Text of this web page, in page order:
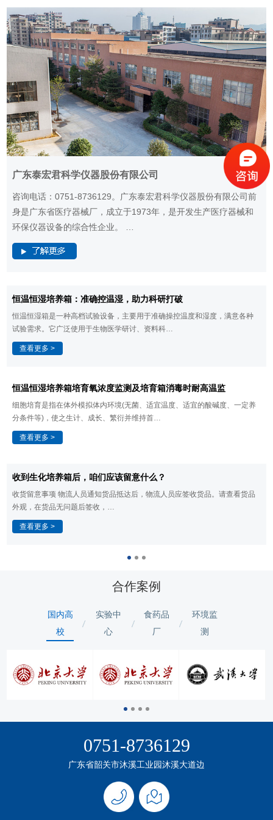
广东泰宏君科学仪器股份有限公司
咨询电话：0751-8736129。广东泰宏君科学仪器股份有限公司前
身是广东省医疗器械厂，成立于1973年，是开发生产医疗器械和
环保仪器设备的综合性企业。 …
​恒温恒湿培养箱：准确控温湿，助力科研打破
恒温恒湿箱是一种高档试验设备，主要用于准确操控温度和湿度，满意各种
试验需求。它广泛使用于生物医学研讨、资料科…
查看更多 >
恒温恒湿培养箱​培育氧浓度监测及培育箱消毒时耐高温监
细胞培育是指在体外模拟体内环境(无菌、适宜温度、适宜的酸碱度、一定养
分条件等)，使之生计、成长、繁衍并维持首…
查看更多 >
​收到生化培养箱后，咱们应该留意什么？
收货留意事项 物流人员通知货品抵达后，物流人员应签收货品。请查看货品
外观，在货品无问题后签收，…
查看更多 >
合作案例
国内高
校
实验中
心
食药品
厂
环境监
测
0751-8736129
广东省韶关市沐溪工业园沐溪大道边